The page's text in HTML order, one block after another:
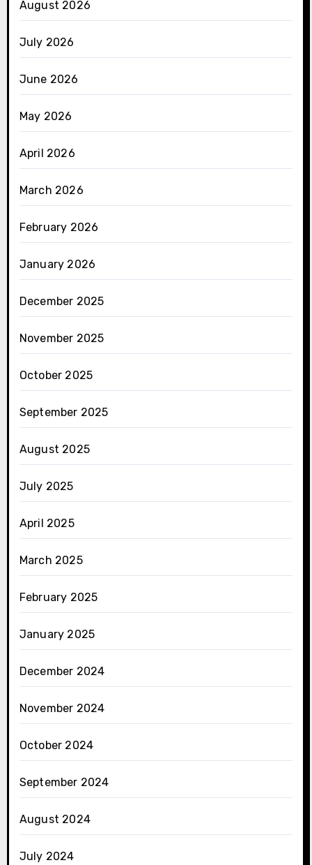
August 2026
July 2026
June 2026
May 2026
April 2026
March 2026
February 2026
January 2026
December 2025
November 2025
October 2025
September 2025
August 2025
July 2025
April 2025
March 2025
February 2025
January 2025
December 2024
November 2024
October 2024
September 2024
August 2024
July 2024